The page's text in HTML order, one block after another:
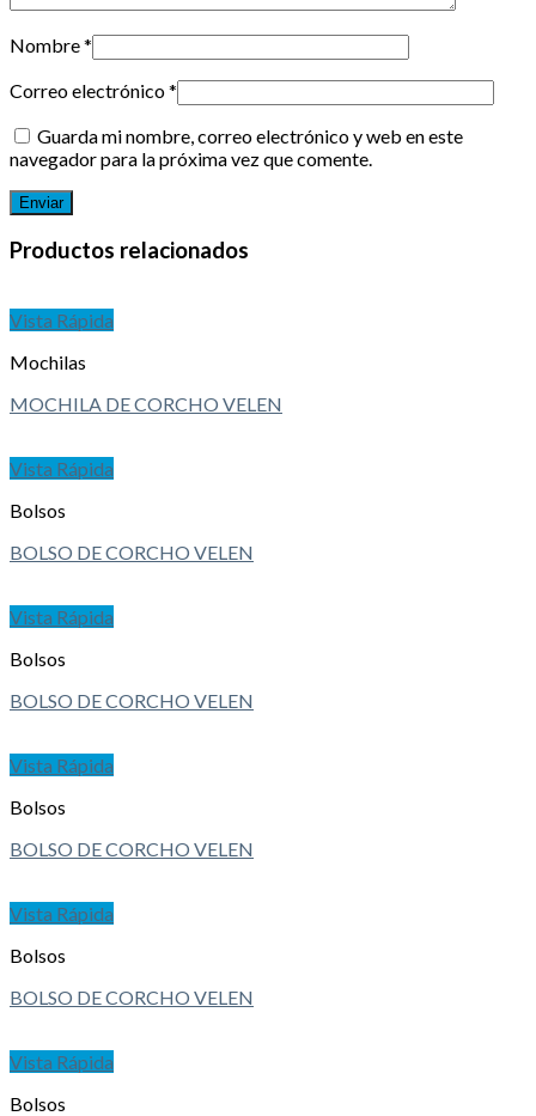
Nombre*
Correo electrónico*
Guarda mi nombre, correo electrónico y web en este
navegador para la próxima vez que comente.
Productos relacionados
Vista Rápida
Mochilas
MOCHILA DE CORCHO VELEN
Vista Rápida
Bolsos
BOLSO DE CORCHO VELEN
Vista Rápida
Bolsos
BOLSO DE CORCHO VELEN
Vista Rápida
Bolsos
BOLSO DE CORCHO VELEN
Vista Rápida
Bolsos
BOLSO DE CORCHO VELEN
Vista Rápida
Bolsos